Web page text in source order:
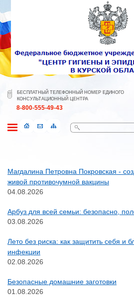
Поиск
БЕСПЛАТНЫЙ ТЕЛЕФОННЫЙ НОМЕР ЕДИНОГО
КОНСУЛЬТАЦИОННЫЙ ЦЕНТРА
8-800-555-49-43
Магдалина Петровна Покровская -
живой противочумной вакцины
04.08.2026
Арбуз для всей семьи: безопасно,
03.08.2026
Лето без риска: как защитить себя и
инфекции
02.08.2026
Безопасные домашние заготовки
01.08.2026